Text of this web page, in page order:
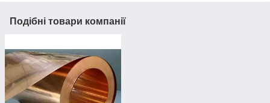
Подібні товари компанії